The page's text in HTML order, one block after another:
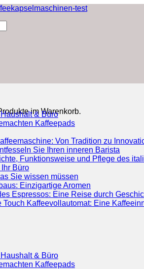
im Warenkorb.
& Büro
Kaffeepads
Von Tradition zu
Sie Ihren inneren Barista
Funktionsweise und Pflege des
Büro
Sie wissen müssen
Einzigartige Aromen
Espressos: Eine Reise durch
Touch Kaffeevollautomat: Eine
& Büro
Kaffeepads